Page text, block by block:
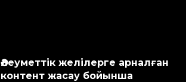
Әлеуметтік желілерге арналған
контент жасау бойынша